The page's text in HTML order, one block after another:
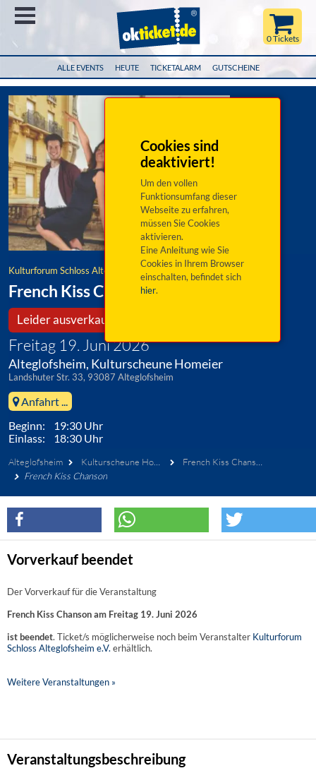
ALLE EVENTS HEUTE TICKETALARM GUTSCHEINE
0 Tickets
Cookies sind
deaktiviert!
Um den vollen
Funktionsumfang dieser
Webseite zu erfahren,
müssen Sie Cookies
aktivieren.
Eine Anleitung wie Sie
Cookies in Ihrem Browser
einschalten, befindet sich
hier.
Kulturforum Schloss Alteglofsheim e.V.
French Kiss Chanson
Leider ausverkauft!
Freitag 19. Juni 2026
Alteglofsheim, Kulturscheune Homeier
Landshuter Str. 33, 93087 Alteglofsheim
Anfahrt ...
Beginn: 19:30 Uhr
Einlass: 18:30 Uhr
Alteglofsheim Kulturscheune Homeier
French Kiss Chanson
French Kiss Chanson
Vorverkauf beendet
Der Vorverkauf für die Veranstaltung
French Kiss Chanson am Freitag 19. Juni 2026
ist beendet. Ticket/s möglicherweise noch beim Veranstalter Kulturforum
Schloss Alteglofsheim e.V. erhältlich.
Weitere Veranstaltungen »
Veranstaltungsbeschreibung